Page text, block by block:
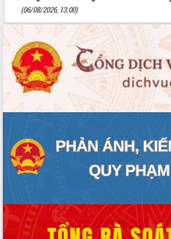
(06/08/2026, 13:00)